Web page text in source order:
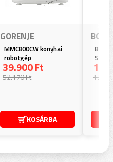
GORENJE
MMC800CW konyhai
robotgép
39.900 Ft
52.170 Ft
KOSÁRBA